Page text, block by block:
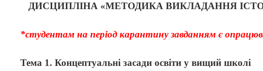
ДИСЦИПЛІНА «МЕТОДИКА ВИКЛАДАННЯ
*студентам на період карантину завданням є
Тема 1. Концептуальні засади освіти у вищий школі